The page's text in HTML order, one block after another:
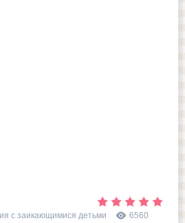
с заикающимися детьми
6560